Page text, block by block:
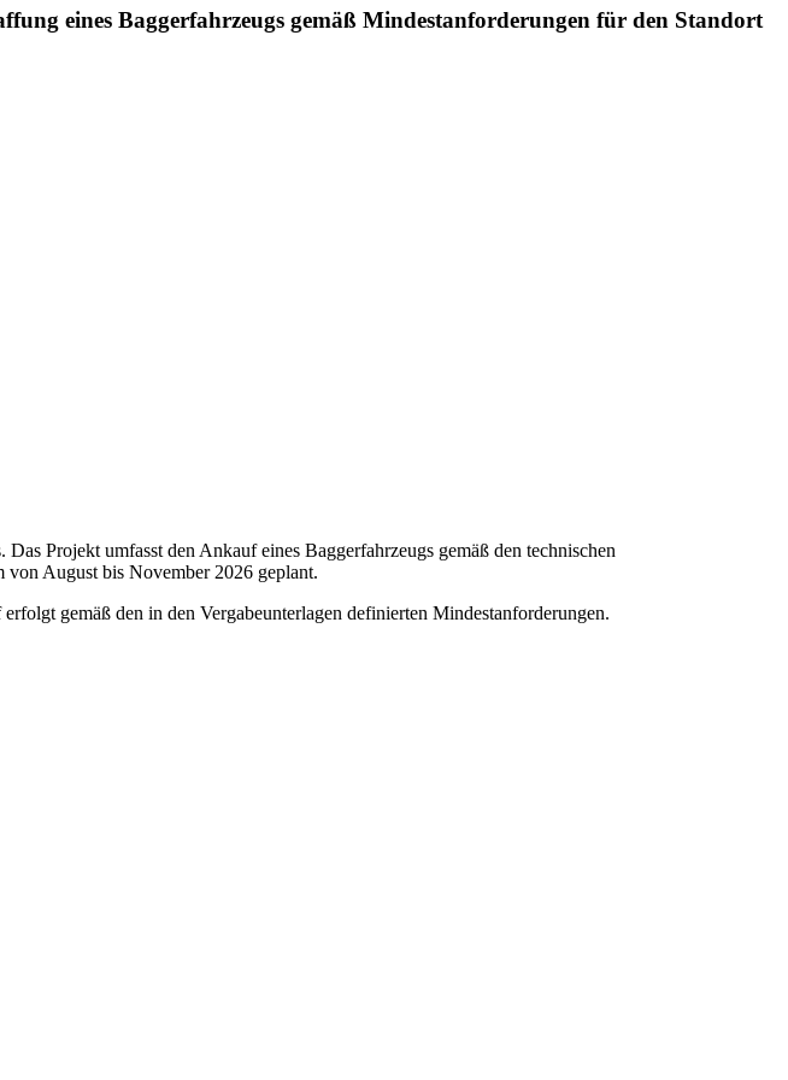
eines Baggerfahrzeugs gemäß Mindestanforderungen für den Standort
Projekt umfasst den Ankauf eines Baggerfahrzeugs gemäß den technischen
August bis November 2026 geplant.
gemäß den in den Vergabeunterlagen definierten Mindestanforderungen.